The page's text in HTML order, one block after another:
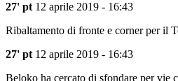
27' pt 12 aprile 2019 - 16:43
Ribaltamento di fronte e corner per il
27' pt 12 aprile 2019 - 16:43
Beloko ha cercato di sfondare per vie